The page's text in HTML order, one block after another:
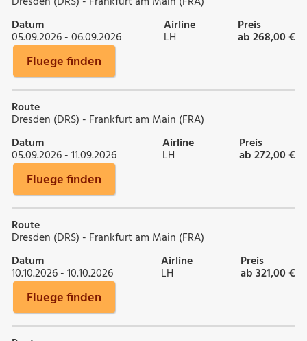
Datum
05.09.2026 - 06.09.2026
Airline
LH
Preis
ab 268,00 €
Fluege finden
Route
Dresden (DRS) - Frankfurt am Main (FRA)
Datum
05.09.2026 - 11.09.2026
Airline
LH
Preis
ab 272,00 €
Fluege finden
Route
Dresden (DRS) - Frankfurt am Main (FRA)
Datum
10.10.2026 - 10.10.2026
Airline
LH
Preis
ab 321,00 €
Fluege finden